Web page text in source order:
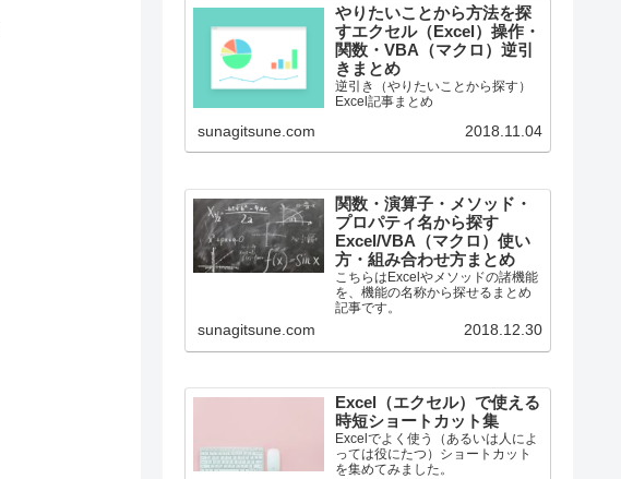
やりたいことから方法を探
すエクセル（Excel）操作・
関数・VBA（マクロ）逆引
きまとめ
逆引き（やりたいことから探す）
Excel記事まとめ
sunagitsune.com 2018.11.04
関数・演算子・メソッド・
プロパティ名から探す
Excel/VBA（マクロ）使い
方・組み合わせ方まとめ
こちらはExcelやメソッドの諸機能
を、機能の名称から探せるまとめ
記事です。
sunagitsune.com 2018.12.30
Excel（エクセル）で使える
時短ショートカット集
Excelでよく使う（あるいは人によ
っては役にたつ）ショートカット
を集めてみました。